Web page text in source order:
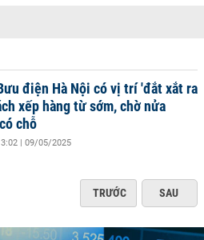
điện Hà Nội có vị trí 'đắt xắt ra
xếp hàng từ sớm, chờ nửa
chỗ
| 09/05/2025
TRƯỚC SAU